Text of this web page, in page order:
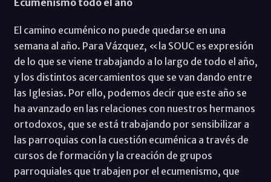
El camino ecuménico no puede quedarse en una
semana al año. Para Vázquez, «la SOUC es expresión
de lo que se viene trabajando a lo largo de todo el año,
y los distintos acercamientos que se van dando entre
las Iglesias. Por ello, podemos decir que este año se
ha avanzado en las relaciones con nuestros hermanos
ortodoxos, que se está trabajando por sensibilizar a
las parroquias con la cuestión ecuménica a través de
cursos de formación y la creación de grupos
parroquiales que trabajen por el ecumenismo, que